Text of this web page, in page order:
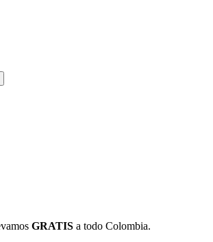
GRATIS a todo Colombia.